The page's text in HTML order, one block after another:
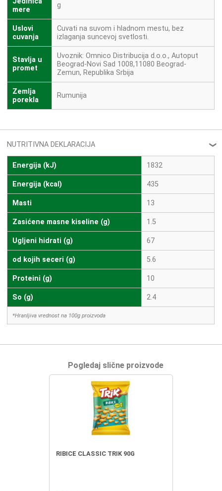
mere
g
Uslovi
cuvanja
Cuvati na suvom i hladnom mestu, bez
izlaganja suncevoj svetlosti.
Stavlja u
promet
Uvoznik: Omnico Distribucija d.o.o., Autoput
Beograd-Novi Sad 1008,11080 Beograd-
Zemun, Republika Srbija
Zemlja
porekla
Rumunija
NUTRITIVNA DEKLARACIJA ❮
Energija (kJ) 1832
Energija (kcal) 435
Masti 13
Zasićene masne kiseline (g) 1.5
Ugljeni hidrati (g) 67
od kojih seceri (g) 5.6
Proteini (g) 10
So (g) 2.4
*Hranljiva vrednost na 100g proizvoda
Pogledaj slične proizvode
RIBICE CLASSIC TRIK 90G